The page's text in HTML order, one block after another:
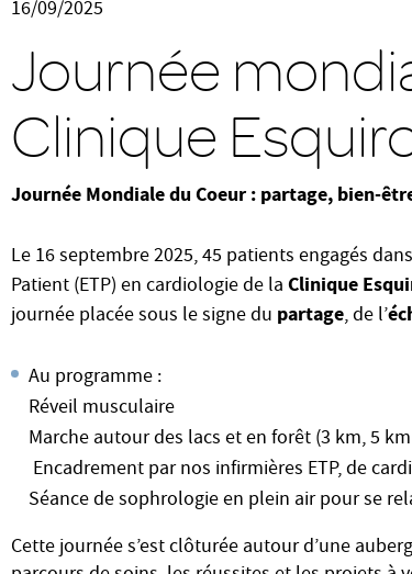
16/09/2025
Journée
Clinique
Journée Mondiale du Coeur : partage, bien-
Le 16 septembre 2025, 45 patients engagés
Patient (ETP) en cardiologie de la Clinique
journée placée sous le signe du partage, de l’
Au programme :
Réveil musculaire
Marche autour des lacs et en forêt (3 km, 5
Encadrement par nos infirmières ETP, de
Séance de sophrologie en plein air pour se
Cette journée s’est clôturée autour d’une